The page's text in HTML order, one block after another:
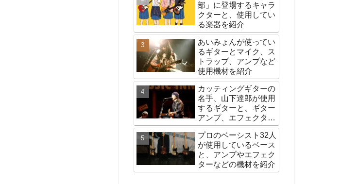
部」に登場するキャラ
クターと、使用してい
る楽器を紹介
あいみょんが使ってい
るギターとマイク、ス
トラップ、アンプなど
使用機材を紹介
カッティングギターの
名手、山下達郎が使用
するギターと、ギター
アンプ、エフェクター
など機材の紹介
プロのベーシスト32人
が使用しているベース
と、アンプやエフェク
ターなどの機材を紹介